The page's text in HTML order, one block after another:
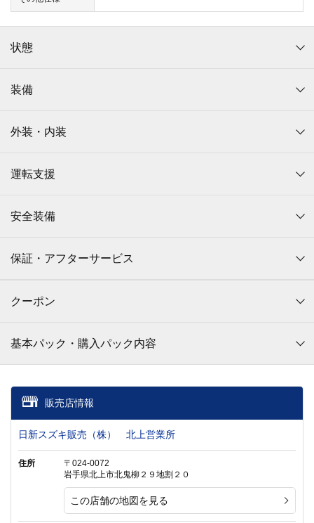
状態
装備
外装・内装
運転支援
安全装備
保証・アフターサービス
クーポン
基本パック・購入パック内容
販売店情報
日新スズキ販売（株） 北上営業所
住所
〒024-0072
岩手県北上市北鬼柳２９地割２０
この店舗の地図を見る